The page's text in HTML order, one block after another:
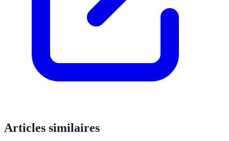
Articles similaires